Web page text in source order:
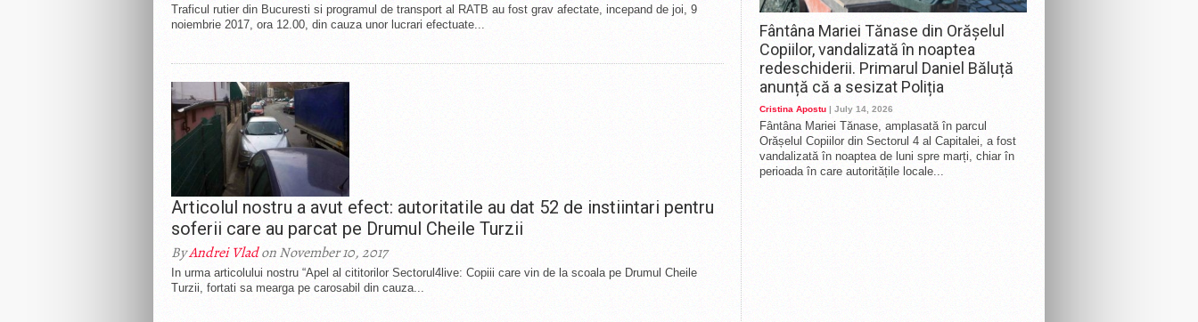
Traficul rutier din Bucuresti si programul de transport al RATB au fost grav afectate, incepand de joi, 9
noiembrie 2017, ora 12.00, din cauza unor lucrari efectuate...
Articolul nostru a avut efect: autoritatile au dat 52 de instiintari pentru
soferii care au parcat pe Drumul Cheile Turzii
ByAndrei Vladon November 10, 2017
In urma articolului nostru “Apel al cititorilor Sectorul4live: Copiii care vin de la scoala pe Drumul Cheile
Turzii, fortati sa mearga pe carosabil din cauza...
Fântâna Mariei Tănase din Orășelul
Copiilor, vandalizată în noaptea
redeschiderii. Primarul Daniel Băluță
anunță că a sesizat Poliția
Cristina Apostu | July 14, 2026
Fântâna Mariei Tănase, amplasată în parcul
Orășelul Copiilor din Sectorul 4 al Capitalei, a fost
vandalizată în noaptea de luni spre marți, chiar în
perioada în care autoritățile locale...